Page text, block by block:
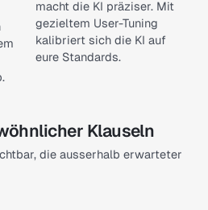
macht die KI präziser. Mit
gezieltem User-Tuning
kalibriert sich die KI auf
eure Standards.
Klauseln
die ausserhalb erwarteter